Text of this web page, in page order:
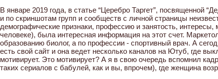
В январе 2019 года, в статье “Церебро Таргет”, посвященной
и по скриншотам групп и сообществ с личной страницы
демографические признаки, профессию и занятость,
человеке), была интересная информация на этот счет.
образованию биолог, а по профессии - спортивный врач. А
есть свой сайт и она ведет несколько каналов на Ютуб, где
мотивирует. Это мотивирует? А я в свою очередь вспомнил
таких сериалов с бабулей, как и вы, впрочем), где женщина